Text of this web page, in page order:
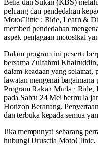
Belia dan Sukan (KBS)
peluang dan pendedahan
MotoClinic : Ride, Learn &
memberi pendedahan
aspek penjagaan motosikal
Dalam program ini peserta
bersama Zulfahmi
dalam keadaan yang selamat,
lawatan mengenai
Program Rakan Muda :
pada Sabtu 24 Mei bermula
Horizon Beranang.
dan terbuka kepada semua
Jika mempunyai sebarang
hubungi Urusetia